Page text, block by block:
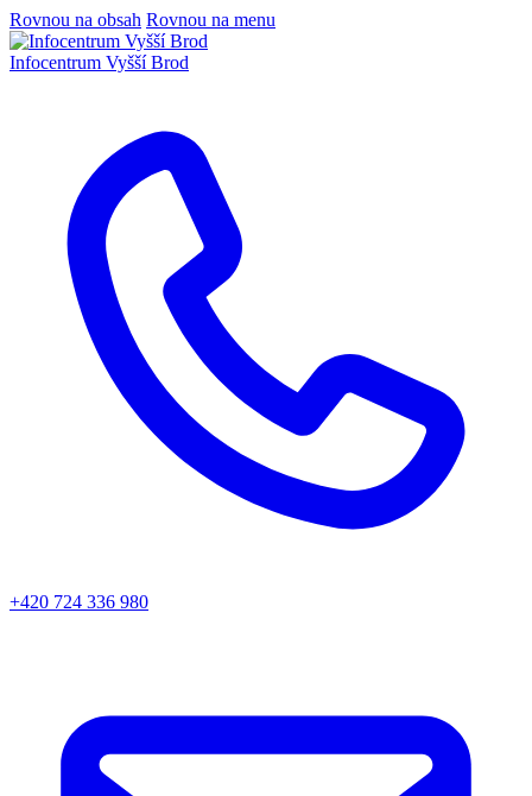
Rovnou na obsah Rovnou na menu
Infocentrum Vyšší Brod
+420 724 336 980